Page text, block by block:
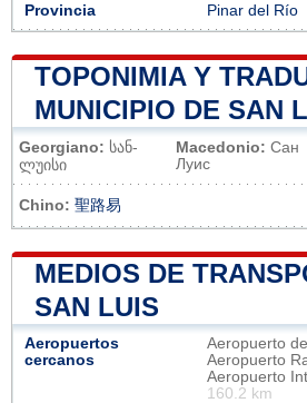
Provincia Pinar del Río
TOPONIMIA Y
MUNICIPIO DE SAN
Georgiano: სან-
ლუისი
Macedonio: Сан
Луис
Chino: 聖路易
MEDIOS DE
SAN LUIS
Aeropuertos
cercanos
Aeropuerto
Aeropuerto
Aeropuerto
160.2 km